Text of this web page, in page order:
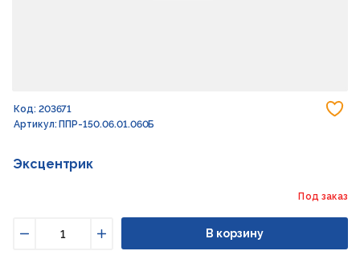
Код: 203671
Артикул: ППР-150.06.01.060Б
Эксцентрик
Под заказ
Увеличить
В корзину